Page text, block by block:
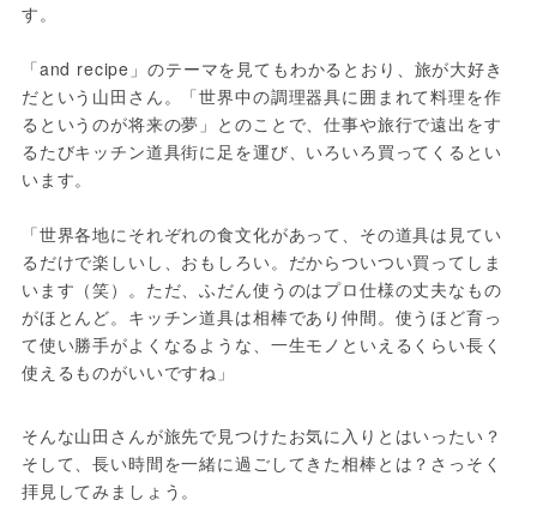
す。
「and recipe」のテーマを見てもわかるとおり、旅が大好き
だという山田さん。「世界中の調理器具に囲まれて料理を作
るというのが将来の夢」とのことで、仕事や旅行で遠出をす
るたびキッチン道具街に足を運び、いろいろ買ってくるとい
います。
「世界各地にそれぞれの食文化があって、その道具は見てい
るだけで楽しいし、おもしろい。だからついつい買ってしま
います（笑）。ただ、ふだん使うのはプロ仕様の丈夫なもの
がほとんど。キッチン道具は相棒であり仲間。使うほど育っ
て使い勝手がよくなるような、一生モノといえるくらい長く
使えるものがいいですね」
そんな山田さんが旅先で見つけたお気に入りとはいったい？
そして、長い時間を一緒に過ごしてきた相棒とは？さっそく
拝見してみましょう。